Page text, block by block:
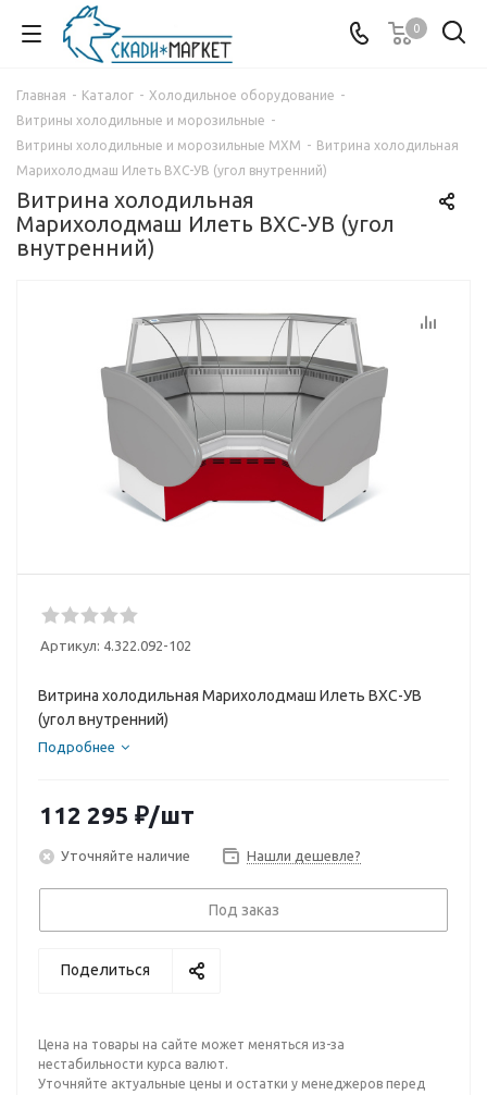
0
Главная - Каталог - Холодильное оборудование -
Витрины холодильные и морозильные -
Витрины холодильные и морозильные МХМ - Витрина холодильная
Марихолодмаш Илеть ВХС-УВ (угол внутренний)
Витрина холодильная
Марихолодмаш Илеть ВХС-УВ (угол
внутренний)
Артикул: 4.322.092-102
Витрина холодильная Марихолодмаш Илеть ВХС-УВ
(угол внутренний)
Подробнее
112 295 ₽/шт
Уточняйте наличие Нашли дешевле?
Под заказ
Поделиться
Цена на товары на сайте может меняться из-за
нестабильности курса валют.
Уточняйте актуальные цены и остатки у менеджеров перед